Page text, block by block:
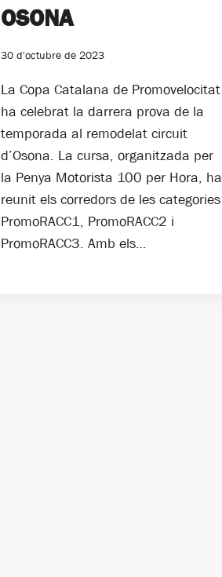
OSONA
30 d'octubre de 2023
La Copa Catalana de Promovelocitat
ha celebrat la darrera prova de la
temporada al remodelat circuit
d’Osona. La cursa, organitzada per
la Penya Motorista 100 per Hora, ha
reunit els corredors de les categories
PromoRACC1, PromoRACC2 i
PromoRACC3. Amb els…